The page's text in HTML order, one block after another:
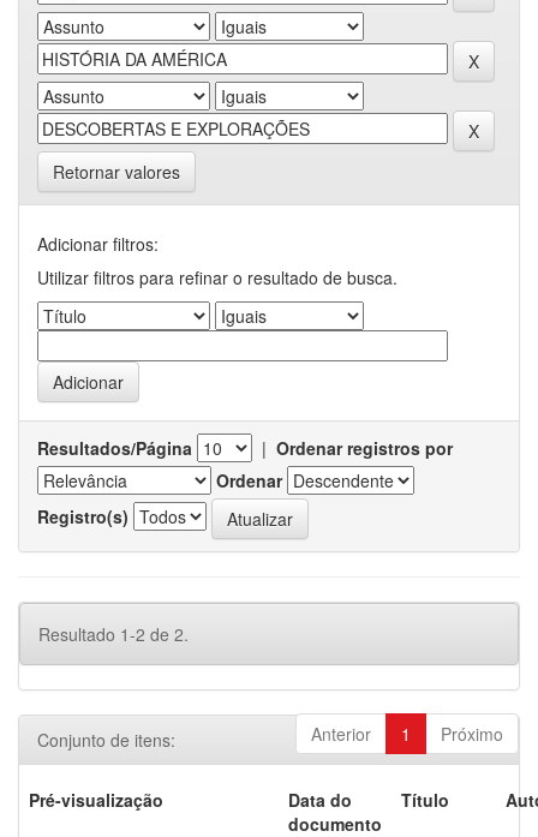
Retornar valores
Adicionar filtros:
Utilizar filtros para refinar o resultado de busca.
Resultados/Página | Ordenar registros por
Ordenar
Registro(s)
Resultado 1-2 de 2.
Anterior 1 Próximo
Conjunto de itens:
Pré-visualização
Data do
documento
Título